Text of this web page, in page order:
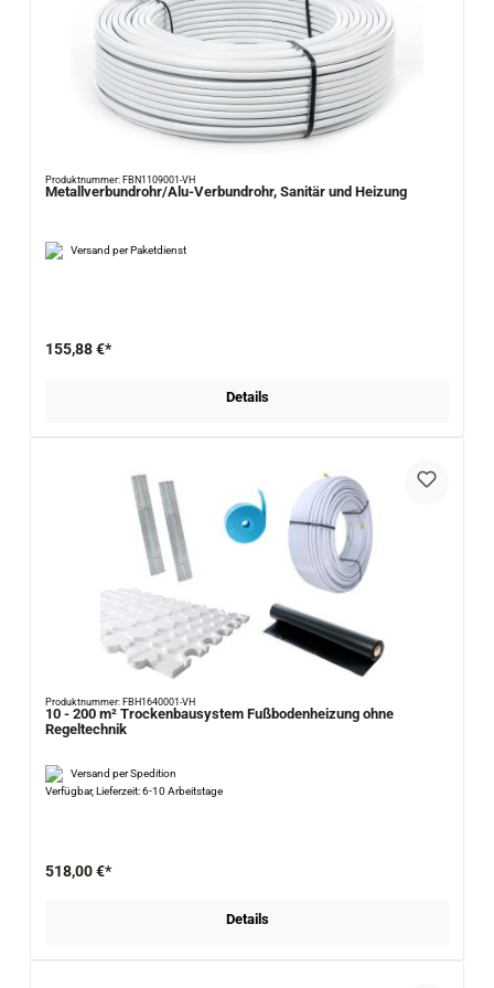
Produktnummer: FBN1109001-VH
Metallverbundrohr/Alu-Verbundrohr, Sanitär und Heizung
Versand per Paketdienst
155,88 €*
Details
Produktnummer: FBH1640001-VH
10 - 200 m² Trockenbausystem Fußbodenheizung ohne
Regeltechnik
Versand per Spedition
Verfügbar, Lieferzeit: 6-10 Arbeitstage
518,00 €*
Details